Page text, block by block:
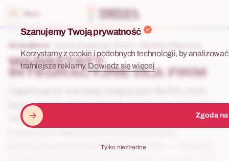
Szanujemy Twoją prywatność
Korzystamy z cookie i podobnych technologii, by
trafniejsze reklamy. Dowiedz się więcej
Tylko niezbędne
Zgoda
WARSZTATY
INTEGRACYJNE DLA FIRM
łączą wspólne doświadczenia z kreatywną atmosferą i
naturalną integracją zespołu. Od warsztatów
tematyczne aktywności dla pracowników — tworzymy